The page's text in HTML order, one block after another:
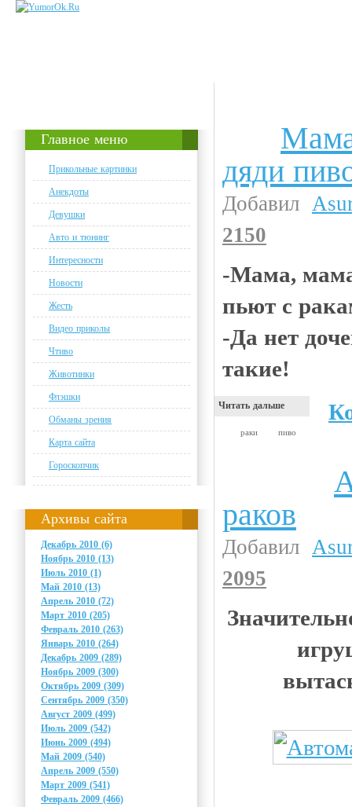
Главное меню
Прикольные картинки
Анекдоты
Девушки
Авто и тюнинг
Интересности
Новости
Жесть
Видео приколы
Чтиво
Животинки
Флэшки
Обманы зрения
Карта сайта
Гороскопчик
Архивы сайта
Декабрь 2010 (6)
Ноябрь 2010 (13)
Июль 2010 (1)
Май 2010 (13)
Апрель 2010 (72)
Март 2010 (205)
Февраль 2010 (263)
Январь 2010 (264)
Декабрь 2009 (289)
Ноябрь 2009 (300)
Октябрь 2009 (309)
Сентябрь 2009 (350)
Август 2009 (499)
Июль 2009 (542)
Июнь 2009 (494)
Май 2009 (540)
Апрель 2009 (550)
Март 2009 (541)
Февраль 2009 (466)
дяди
Добавил
2150
-Мама,
пьют с
-Да нет
такие!
Читать дальше
раки пиво
раков
Добавил
2095